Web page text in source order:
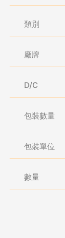
類別
廠牌
D/C
包裝數量
包裝單位
數量